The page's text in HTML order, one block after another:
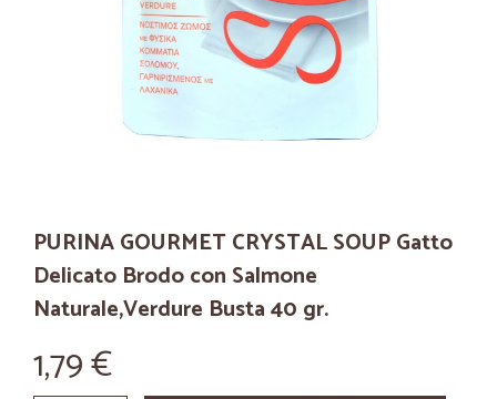
PURINA GOURMET CRYSTAL SOUP Gatto
Delicato Brodo con Salmone
Naturale,Verdure Busta 40 gr.
1,79 €